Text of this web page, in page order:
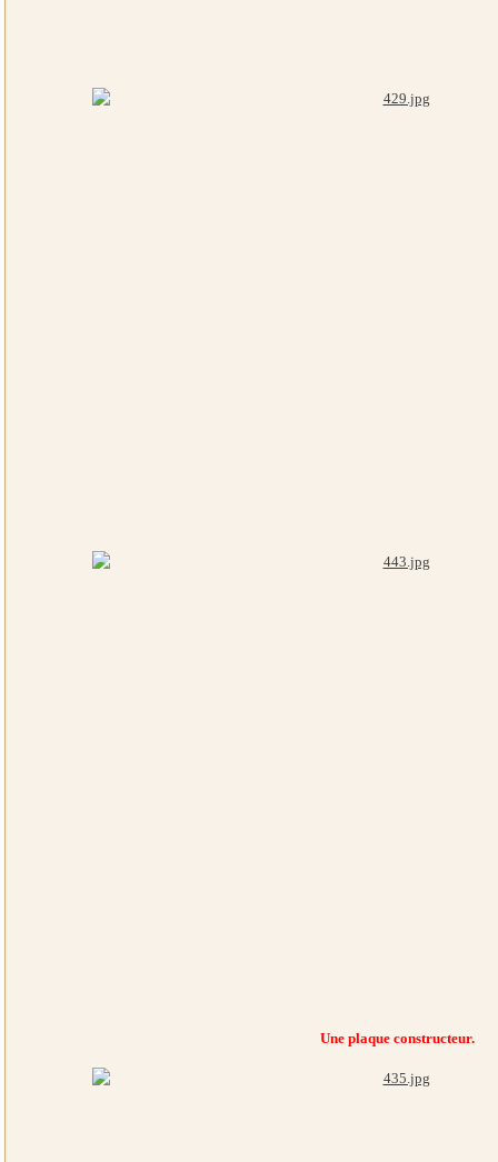
Une plaque constructeur.